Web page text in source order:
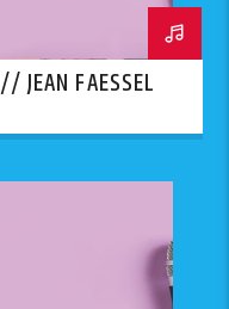
JEAN FAESSEL